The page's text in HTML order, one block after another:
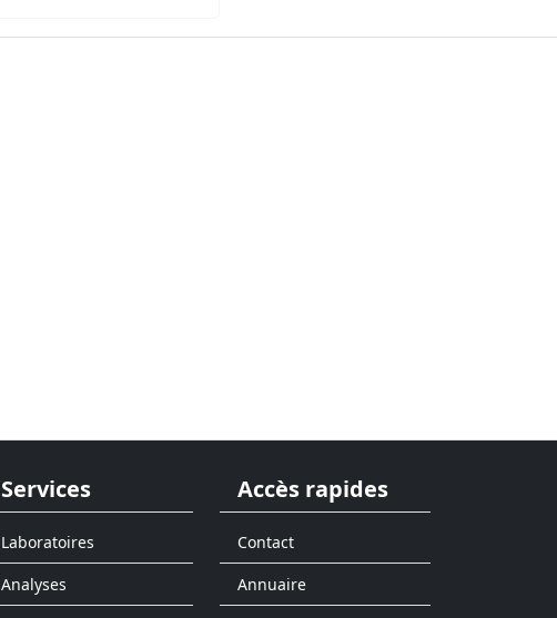
Services
Laboratoires
Analyses
Accès rapides
Contact
Annuaire